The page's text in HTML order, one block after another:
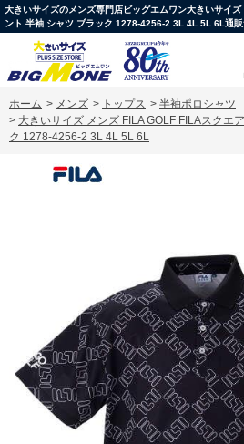
大きいサイズのメンズ専門店ビッグエムワン大きいサイ
ント 半袖 シャツ ブラック 1278-4256-2 3L 4L 5L 6L通販
ホーム > メンズ > トップス > 半袖ポロシャツ
> 大きいサイズ メンズ FILA GOLF FILAスクエ
ク 1278-4256-2 3L 4L 5L 6L